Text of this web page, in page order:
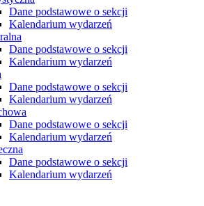
Dane podstawowe o sekcji
Kalendarium wydarzeń
Dane podstawowe o sekcji
Kalendarium wydarzeń
Dane podstawowe o sekcji
Kalendarium wydarzeń
Dane podstawowe o sekcji
Kalendarium wydarzeń
Dane podstawowe o sekcji
Kalendarium wydarzeń